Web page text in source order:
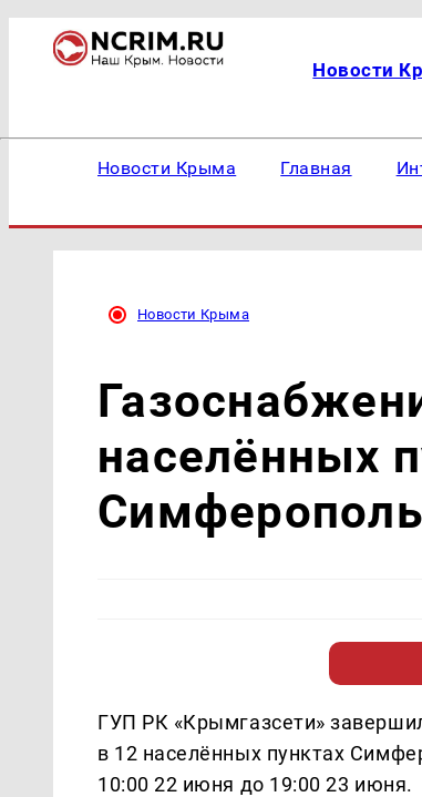
Новости
Новости Крыма Главная
Новости Крыма
населённых
ГУП РК «Крымгазсети»
в 12 населённых пунктах
10:00 22 июня до 19:00 23 июня.